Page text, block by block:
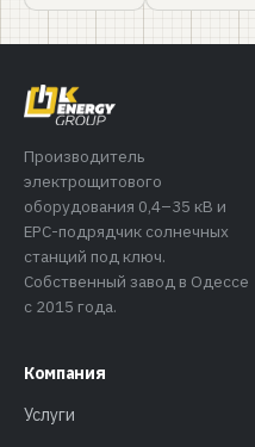
Производитель
электрощитового
оборудования 0,4–35 кВ и
EPC-подрядчик солнечных
станций под ключ.
Собственный завод в Одессе
с 2015 года.
Компания
Услуги